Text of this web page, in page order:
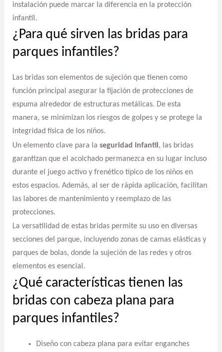
instalación puede marcar la diferencia en la protección
infantil.
¿Para qué sirven las bridas para
parques infantiles?
Las bridas son elementos de sujeción que tienen como
función principal asegurar la fijación de protecciones de
espuma alrededor de estructuras metálicas. De esta
manera, se minimizan los riesgos de golpes y se protege la
integridad física de los niños.
Un elemento clave para la seguridad infantil , las bridas
garantizan que el acolchado permanezca en su lugar incluso
durante el juego activo y frenético típico de los niños en
estos espacios. Además, al ser de rápida aplicación, facilitan
las labores de mantenimiento y reemplazo de las
protecciones.
La versatilidad de estas bridas permite su uso en diversas
secciones del parque, incluyendo zonas de camas elásticas y
parques de bolas, donde la sujeción de las redes y otros
elementos es esencial.
¿Qué características tienen las
bridas con cabeza plana para
parques infantiles?
Diseño con cabeza plana para evitar enganches